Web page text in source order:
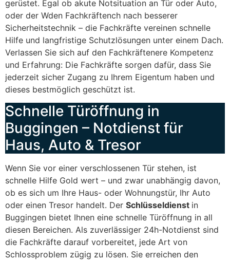
gerüstet. Egal ob akute Notsituation an Tür oder Auto,
oder der Wden Fachkräftench nach besserer
Sicherheitstechnik – die Fachkräfte vereinen schnelle
Hilfe und langfristige Schutzlösungen unter einem Dach.
Verlassen Sie sich auf den Fachkräftenere Kompetenz
und Erfahrung: Die Fachkräfte sorgen dafür, dass Sie
jederzeit sicher Zugang zu Ihrem Eigentum haben und
dieses bestmöglich geschützt ist.
Schnelle Türöffnung in
Buggingen – Notdienst für
Haus, Auto & Tresor
Wenn Sie vor einer verschlossenen Tür stehen, ist
schnelle Hilfe Gold wert – und zwar unabhängig davon,
ob es sich um Ihre Haus- oder Wohnungstür, Ihr Auto
oder einen Tresor handelt. Der Schlüsseldienst in
Buggingen bietet Ihnen eine schnelle Türöffnung in all
diesen Bereichen. Als zuverlässiger 24h-Notdienst sind
die Fachkräfte darauf vorbereitet, jede Art von
Schlossproblem zügig zu lösen. Sie erreichen den